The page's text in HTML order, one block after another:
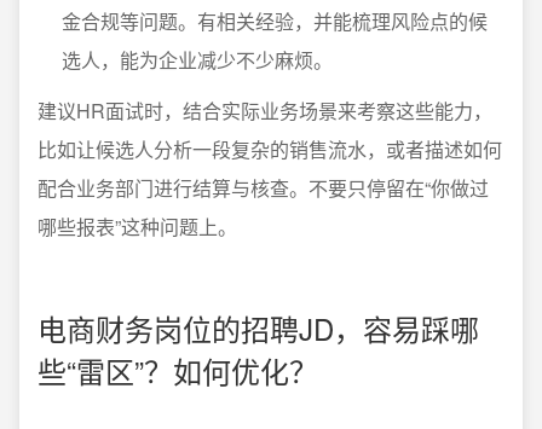
金合规等问题。有相关经验，并能梳理风险点的候
选人，能为企业减少不少麻烦。
建议HR面试时，结合实际业务场景来考察这些能力，
比如让候选人分析一段复杂的销售流水，或者描述如何
配合业务部门进行结算与核查。不要只停留在“你做过
哪些报表”这种问题上。
电商财务岗位的招聘JD，容易踩哪
些“雷区”？如何优化？